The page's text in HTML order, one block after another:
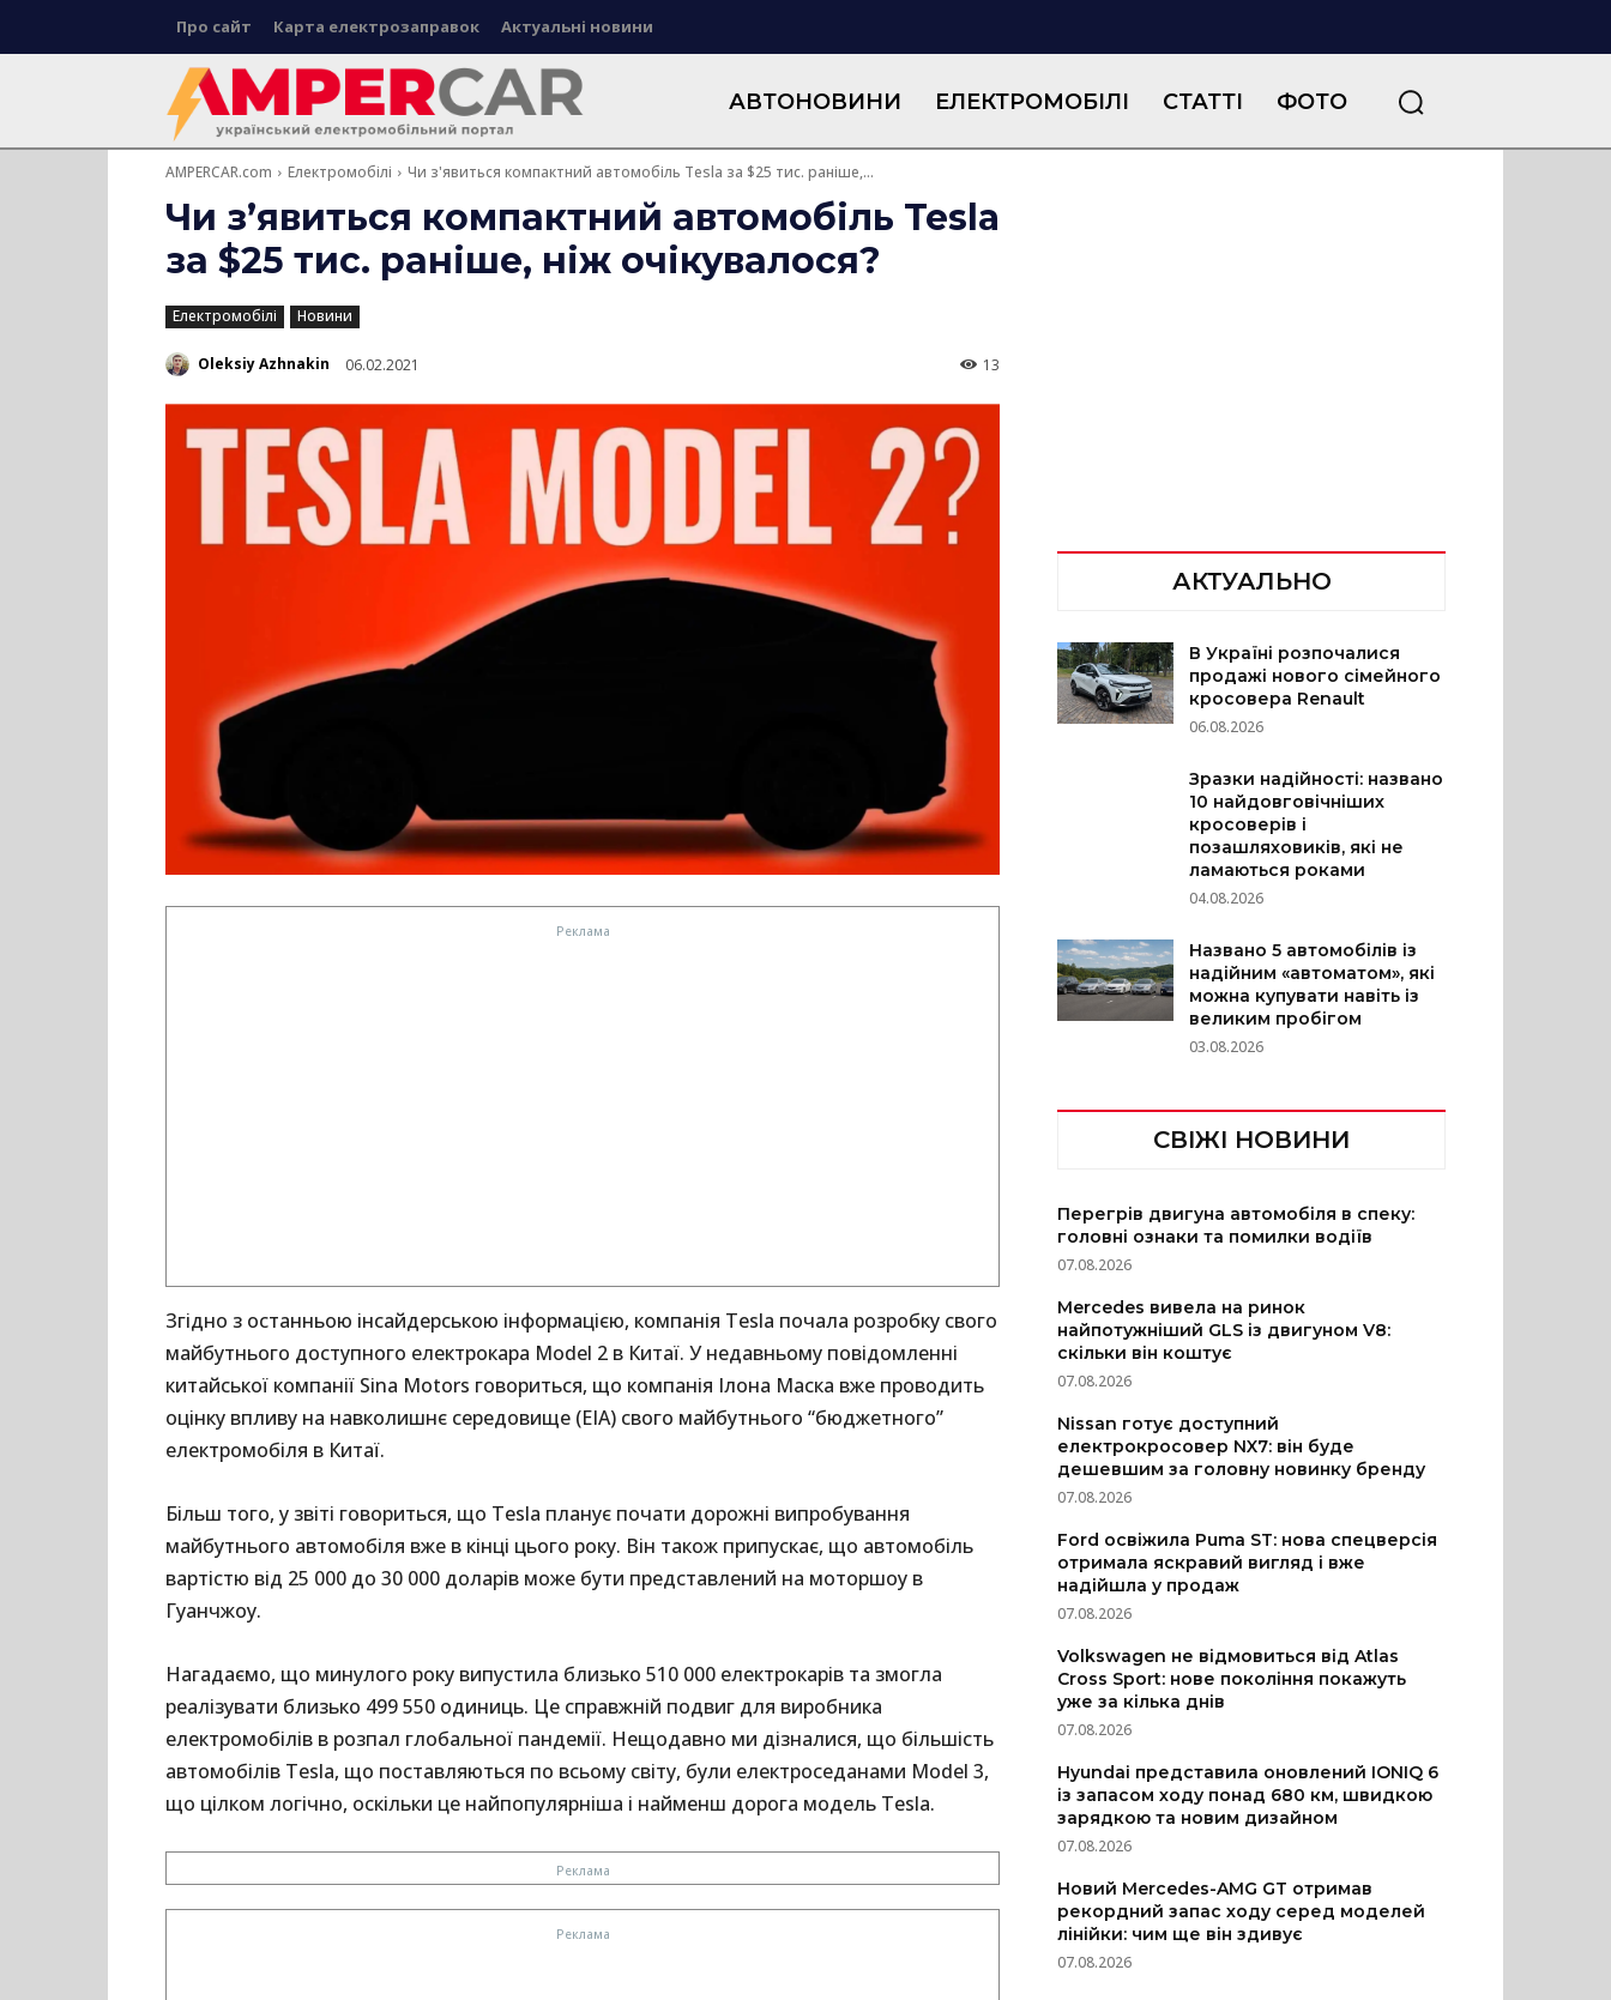
Про сайт Карта електрозаправок Актуальні новини
АВТОНОВИНИ ЕЛЕКТРОМОБІЛІ СТАТТІ ФОТО
AMPERCAR.com Електромобілі Чи з'явиться компактний автомобіль Tesla за $25 тис. раніше,...
Чи з’явиться компактний автомобіль Tesla
за $25 тис. раніше, ніж очікувалося?
Електромобілі Новини
Oleksiy Azhnakin 06.02.2021 13
Згідно з останньою інсайдерською інформацією, компанія Tesla почала розробку свого
майбутнього доступного електрокара Model 2 в Китаї. У недавньому повідомленні
китайської компанії Sina Motors говориться, що компанія Ілона Маска вже проводить
оцінку впливу на навколишнє середовище (EIA) свого майбутнього “бюджетного”
електромобіля в Китаї.
Більш того, у звіті говориться, що Tesla планує почати дорожні випробування
майбутнього автомобіля вже в кінці цього року. Він також припускає, що автомобіль
вартістю від 25 000 до 30 000 доларів може бути представлений на моторшоу в
Гуанчжоу.
Нагадаємо, що минулого року випустила близько 510 000 електрокарів та змогла
реалізувати близько 499 550 одиниць. Це справжній подвиг для виробника
електромобілів в розпал глобальної пандемії. Нещодавно ми дізналися, що більшість
автомобілів Tesla, що поставляються по всьому світу, були електроседанами Model 3,
що цілком логічно, оскільки це найпопулярніша і найменш дорога модель Tesla.
АКТУАЛЬНО
В Україні розпочалися
продажі нового сімейного
кросовера Renault
06.08.2026
Зразки надійності: названо
10 найдовговічніших
кросоверів і
позашляховиків, які не
ламаються роками
04.08.2026
Названо 5 автомобілів із
надійним «автоматом», які
можна купувати навіть із
великим пробігом
03.08.2026
СВІЖІ НОВИНИ
Перегрів двигуна автомобіля в спеку:
головні ознаки та помилки водіїв
07.08.2026
Mercedes вивела на ринок
найпотужніший GLS із двигуном V8:
скільки він коштує
07.08.2026
Nissan готує доступний
електрокросовер NX7: він буде
дешевшим за головну новинку бренду
07.08.2026
Ford освіжила Puma ST: нова спецверсія
отримала яскравий вигляд і вже
надійшла у продаж
07.08.2026
Volkswagen не відмовиться від Atlas
Cross Sport: нове покоління покажуть
уже за кілька днів
07.08.2026
Hyundai представила оновлений IONIQ 6
із запасом ходу понад 680 км, швидкою
зарядкою та новим дизайном
07.08.2026
Новий Mercedes-AMG GT отримав
рекордний запас ходу серед моделей
лінійки: чим ще він здивує
07.08.2026